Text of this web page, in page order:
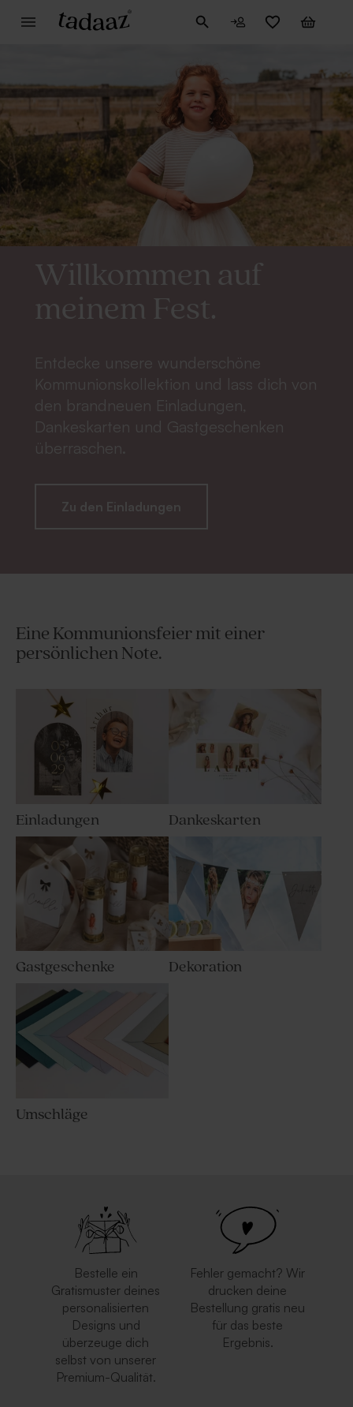
Willkommen auf
meinem Fest.
Entdecke unsere wunderschöne
Kommunionskollektion und lass dich von
den brandneuen Einladungen,
Dankeskarten und Gastgeschenken
überraschen.
Zu den Einladungen
Eine Kommunionsfeier mit einer
persönlichen Note.
Einladungen Dankeskarten
Gastgeschenke Dekoration
Umschläge
Bestelle ein
Gratismuster deines
personalisierten
Designs und
überzeuge dich
selbst von unserer
Premium-Qualität.
Fehler gemacht? Wir
drucken deine
Bestellung gratis neu
für das beste
Ergebnis.